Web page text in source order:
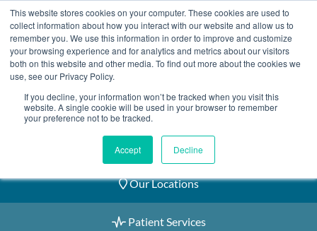
This website stores cookies on your computer. These cookies are used to
collect information about how you interact with our website and allow us to
remember you. We use this information in order to improve and customize
your browsing experience and for analytics and metrics about our visitors
both on this website and other media. To find out more about the cookies we
use, see our Privacy Policy.
If you decline, your information won’t be tracked when you visit this
website. A single cookie will be used in your browser to remember
your preference not to be tracked.
Accept Decline
Skip
to
content
2155 9055
Book an Appointment
Our Practitioners
Our Locations
Patient Services